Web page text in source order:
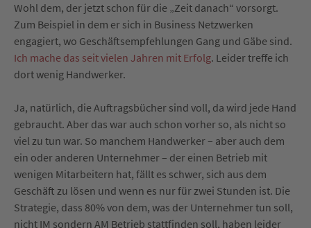
Wohl dem, der jetzt schon für die „Zeit danach“ vorsorgt.
Zum Beispiel in dem er sich in Business Netzwerken
engagiert, wo Geschäftsempfehlungen Gang und Gäbe sind.
Ich mache das seit vielen Jahren mit Erfolg. Leider treffe ich
dort wenig Handwerker.
Ja, natürlich, die Auftragsbücher sind voll, da wird jede Hand
gebraucht. Aber das war auch schon vorher so, als nicht so
viel zu tun war. So manchem Handwerker – aber auch dem
ein oder anderen Unternehmer – der einen Betrieb mit
wenigen Mitarbeitern hat, fällt es schwer, sich aus dem
Geschäft zu lösen und wenn es nur für zwei Stunden ist. Die
Strategie, dass 80% von dem, was der Unternehmer tun soll,
nicht IM sondern AM Betrieb stattfinden soll, haben leider